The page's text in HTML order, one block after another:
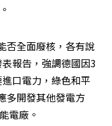
否全面廢核，各有說
報告，強調德國因3
口電力，綠色和平
多開發其他發電方
電廠。